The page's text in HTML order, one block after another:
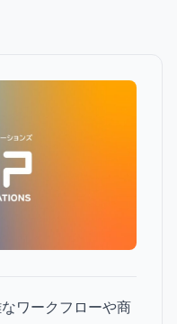
ワークフローや商